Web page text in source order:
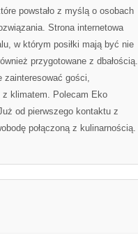
AKCESORIA
powstało z myślą o osobach
Strona internetowa
w którym posiłki mają być nie
przygotowane z dbałością.
zainteresować gości,
klimatem. Polecam Eko
od pierwszego kontaktu z
połączoną z kulinarnością.